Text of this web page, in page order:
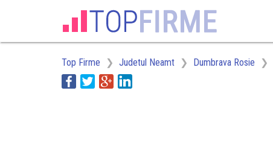
Top Firme Judetul Neamt Dumbrava Rosie